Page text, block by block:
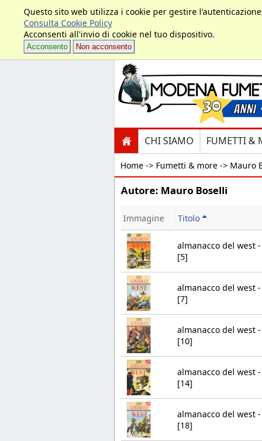
Questo sito web utilizza i cookie per gestire
Consulta Cookie Policy
Acconsenti all'invio di cookie nel tuo dispositivo.
Acconsento Non acconsento
CHI SIAMO FUMETTI &
Home -> Fumetti & more -> Mauro
Autore: Mauro Boselli
Immagine Titolo
almanacco del west
[5]
almanacco del west
[7]
almanacco del west
[10]
almanacco del west
[14]
almanacco del west
[18]